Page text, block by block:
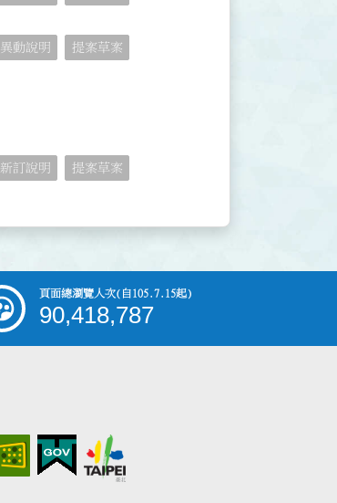
異動說明 提案草案
新訂說明 提案草案
頁面總瀏覽人次(自105.7.15起)
90,418,787